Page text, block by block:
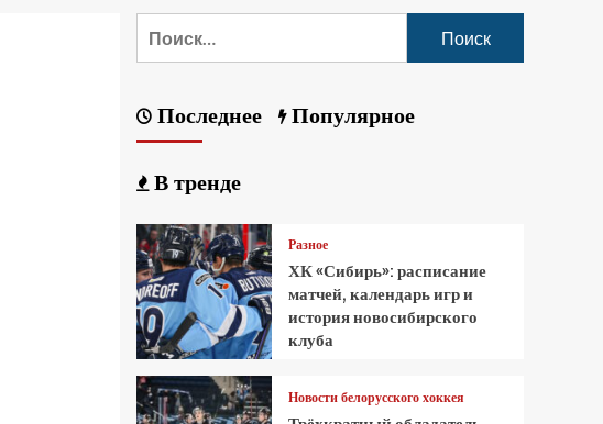
Последнее Популярное
В тренде
Разное
ХК «Сибирь»: расписание
матчей, календарь игр и
история новосибирского
клуба
Новости белорусского хоккея